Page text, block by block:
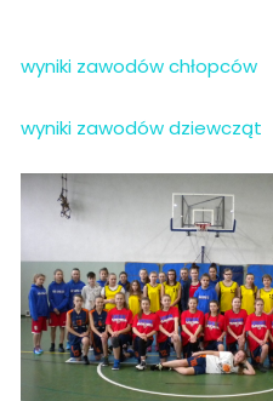
wyniki zawodów chłopców
wyniki zawodów dziewcząt